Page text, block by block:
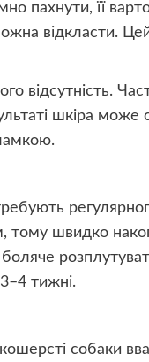
пахнути, її
відкласти. Цей
відсутність.
шкіра може
тому швидко
боляче
тижні.
собаки